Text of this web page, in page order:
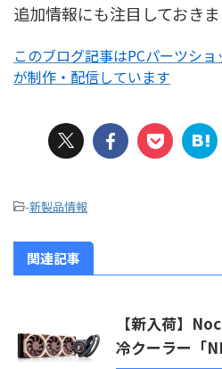
追加情報にも注目しておきま
このブログ記事はPCパーツショ
が制作・配信しています
-新製品情報
関連記事
【新入荷】
冷クーラー「